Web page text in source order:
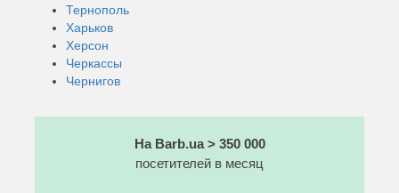
Тернополь
Харьков
Херсон
Черкассы
Чернигов
На Barb.ua > 350 000
посетителей в месяц